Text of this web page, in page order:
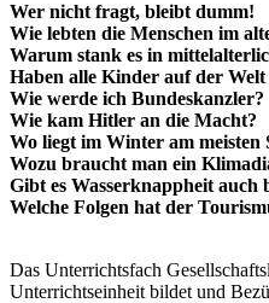
Wer nicht fragt, bleibt dumm!
Wie lebten die Menschen im
Warum stank es in
Haben alle Kinder auf der Welt
Wie werde ich Bundeskanzler?
Wie kam Hitler an die Macht?
Wo liegt im Winter am meisten
Wozu braucht man ein
Gibt es Wasserknappheit auch
Welche Folgen hat der
Das Unterrichtsfach
Unterrichtseinheit bildet und